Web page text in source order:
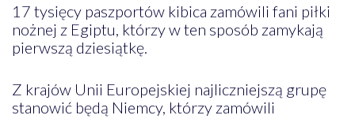
17 tysięcy paszportów kibica zamówili fani piłki
nożnej z Egiptu, którzy w ten sposób zamykają
pierwszą dziesiątkę.
Z krajów Unii Europejskiej najliczniejszą grupę
stanowić będą Niemcy, którzy zamówili